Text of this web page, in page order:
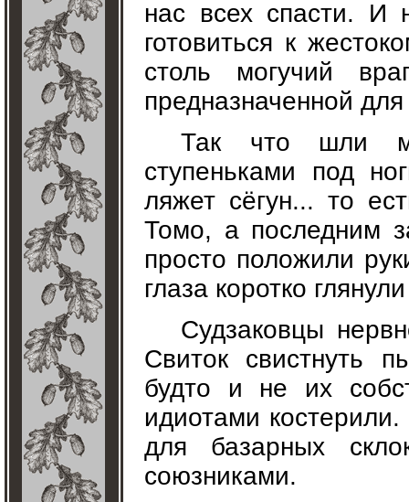
нас всех спасти. И
готовиться к
столь могучий
предназначенной
Так что шли
ступеньками под
ляжет сёгун... то
Томо, а последним
просто положили
глаза коротко
Судзаковцы
Свиток свистнуть
будто и не их
идиотами
для базарных
союзниками.